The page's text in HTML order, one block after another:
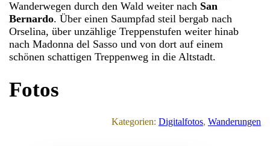
Wanderwegen durch den Wald weiter nach San
Bernardo. Über einen Saumpfad steil bergab nach
Orselina, über unzählige Treppenstufen weiter hinab
nach Madonna del Sasso und von dort auf einem
schönen schattigen Treppenweg in die Altstadt.
Fotos
Kategorien: Digitalfotos, Wanderungen